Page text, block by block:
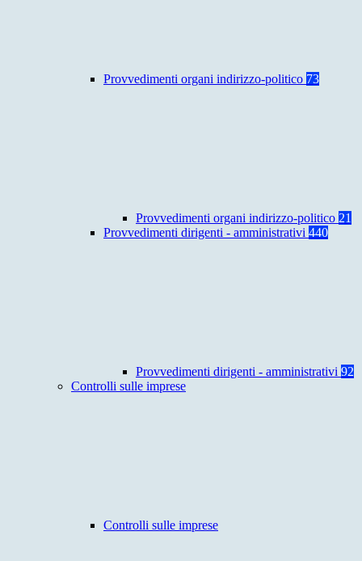
Provvedimenti organi indirizzo-politico 73
Provvedimenti organi indirizzo-politico 21
Provvedimenti dirigenti - amministrativi 440
Provvedimenti dirigenti - amministrativi 92
Controlli sulle imprese
Controlli sulle imprese